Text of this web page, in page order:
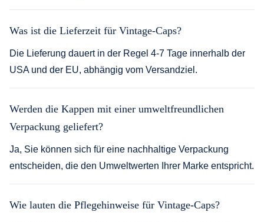
Was ist die Lieferzeit für Vintage-Caps?
Die Lieferung dauert in der Regel 4-7 Tage innerhalb der
USA und der EU, abhängig vom Versandziel.
Werden die Kappen mit einer umweltfreundlichen
Verpackung geliefert?
Ja, Sie können sich für eine nachhaltige Verpackung
entscheiden, die den Umweltwerten Ihrer Marke entspricht.
Wie lauten die Pflegehinweise für Vintage-Caps?